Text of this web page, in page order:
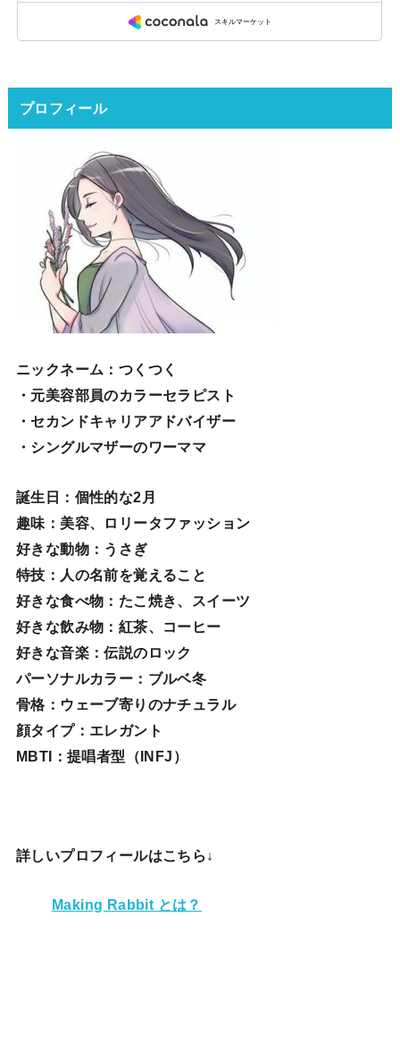
プロフィール
ニックネーム ：つくつく
・元美容部員のカラーセラピスト
・セカンドキャリアアドバイザー
・シングルマザーのワーママ
誕生日 ：個性的な2月
趣味 ：美容、ロリータファッション
好きな動物：うさぎ
特技 ：人の名前を覚えること
好きな食べ物 ：たこ焼き、スイーツ
好きな飲み物：紅茶、コーヒー
好きな音楽：伝説のロック
パーソナルカラー：ブルベ冬
骨格：ウェーブ寄りのナチュラル
顔タイプ：エレガン ト
MBTI：提唱者型（INFJ）
詳しいプロフィールはこちら↓
Making Rabbit とは？